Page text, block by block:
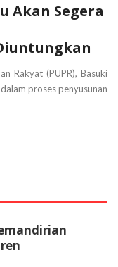
Akan Segera
Rakyat (PUPR), Basuki
proses penyusunan